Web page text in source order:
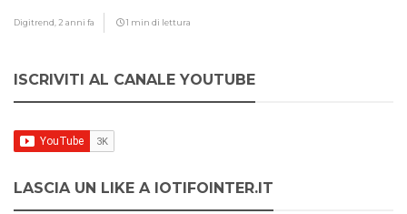
Digitrend, 2 anni fa 1 min di lettura
ISCRIVITI AL CANALE YOUTUBE
LASCIA UN LIKE A IOTIFOINTER.IT